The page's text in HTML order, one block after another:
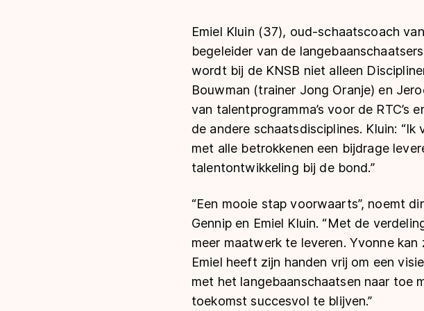
Emiel Kluin (37), oud-schaatscoach
begeleider van de
wordt bij de KNSB niet alleen
Bouwman (trainer Jong Oranje) en
van talentprogramma’s voor de RTC’s
de andere schaatsdisciplines. Kluin:
met alle betrokkenen een bijdrage
talentontwikkeling bij de bond.”
“Een mooie stap voorwaarts”, noemt
Gennip en Emiel Kluin. “Met de
meer maatwerk te leveren. Yvonne
Emiel heeft zijn handen vrij om een
met het langebaanschaatsen naar toe
toekomst succesvol te blijven.”